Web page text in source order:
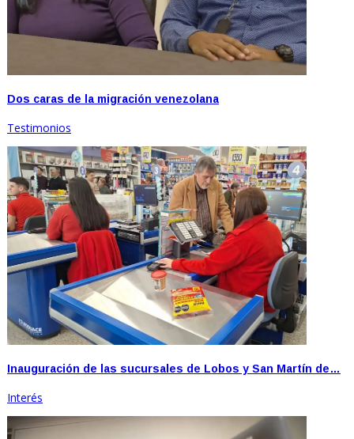
Dos caras de la migración venezolana
Testimonios
Inauguración de las sucursales de Lobos y San Martín de…
Interés